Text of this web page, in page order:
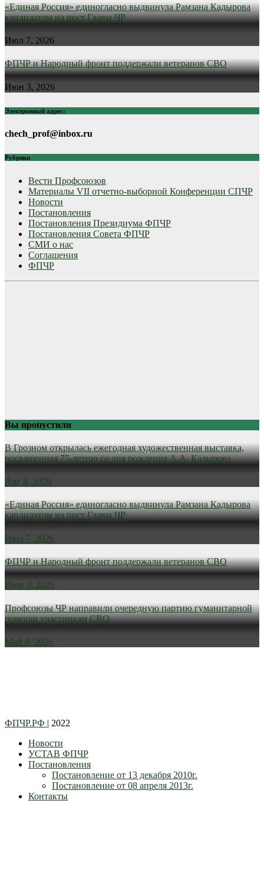
«Единая Россия» единогласно выдвинула Рамзана Кадырова
кандидатом на пост Главы ЧР
Июл 7, 2026
ФПЧР и Народный фронт поддержали ветеранов СВО
Июн 3, 2026
Электронный адрес:
chech_prof@inbox.ru
Рубрики
Вести Профсоюзов
Материалы VII отчетно-выборной Конференции СПЧР
Новости
Постановления
Постановления Президиума ФПЧР
Постановления Совета ФПЧР
СМИ о нас
Соглашения
ФПЧР
Вы пропустили
В Грозном открылась ежегодная художественная выставка,
посвященная 75-летию со дня рождения А.А. Кадырова
Авг 4, 2026
«Единая Россия» единогласно выдвинула Рамзана Кадырова
кандидатом на пост Главы ЧР
Июл 7, 2026
ФПЧР и Народный фронт поддержали ветеранов СВО
Июн 3, 2026
Профсоюзы ЧР направили очередную партию гуманитарной
помощи участникам СВО
Май 8, 2026
ФПЧР.РФ | 2022
Новости
УСТАВ ФПЧР
Постановления
Постановление от 13 декабря 2010г.
Постановление от 08 апреля 2013г.
Контакты